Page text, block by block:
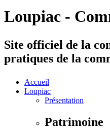
Loupiac -
Site officiel de la
pratiques de la
Accueil
Loupiac
Présentation
Patrimoine